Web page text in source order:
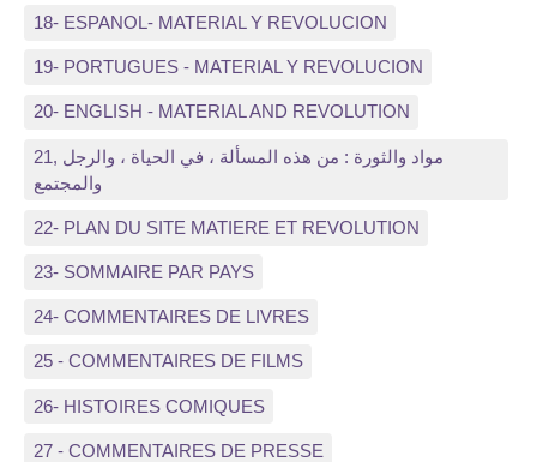
18- ESPANOL- MATERIAL Y REVOLUCION
19- PORTUGUES - MATERIAL Y REVOLUCION
20- ENGLISH - MATERIAL AND REVOLUTION
21, مواد والثورة : من هذه المسألة ، في الحياة ، والرجل
والمجتمع
22- PLAN DU SITE MATIERE ET REVOLUTION
23- SOMMAIRE PAR PAYS
24- COMMENTAIRES DE LIVRES
25 - COMMENTAIRES DE FILMS
26- HISTOIRES COMIQUES
27 - COMMENTAIRES DE PRESSE